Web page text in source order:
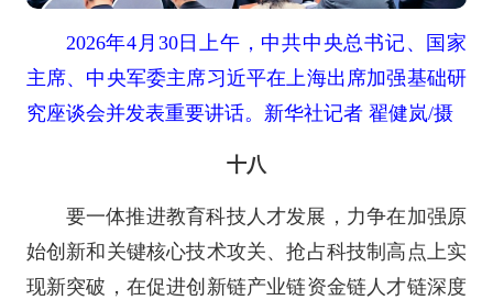
2026年4月30日上午，中共中央总书记、国家
主席、中央军委主席习近平在上海出席加强基础研
究座谈会并发表重要讲话。新华社记者 翟健岚/摄
十八
要一体推进教育科技人才发展，力争在加强原
始创新和关键核心技术攻关、抢占科技制高点上实
现新突破，在促进创新链产业链资金链人才链深度